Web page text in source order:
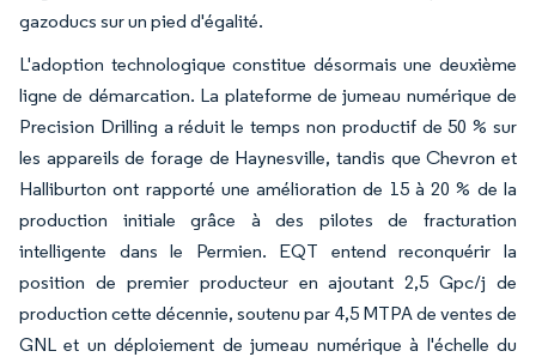
gazoducs sur un pied d'égalité.
L'adoption technologique constitue désormais une deuxième
ligne de démarcation. La plateforme de jumeau numérique de
Precision Drilling a réduit le temps non productif de 50 % sur
les appareils de forage de Haynesville, tandis que Chevron et
Halliburton ont rapporté une amélioration de 15 à 20 % de la
production initiale grâce à des pilotes de fracturation
intelligente dans le Permien. EQT entend reconquérir la
position de premier producteur en ajoutant 2,5 Gpc/j de
production cette décennie, soutenu par 4,5 MTPA de ventes de
GNL et un déploiement de jumeau numérique à l'échelle du